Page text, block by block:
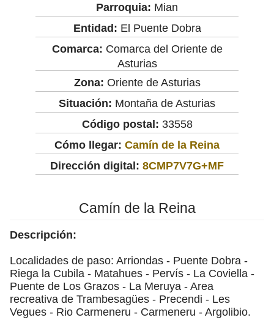
Parroquia: Mian
Entidad: El Puente Dobra
Comarca: Comarca del Oriente de
Asturias
Zona: Oriente de Asturias
Situación: Montaña de Asturias
Código postal: 33558
Cómo llegar: Camín de la Reina
Dirección digital: 8CMP7V7G+MF
Camín de la Reina
Descripción:
Localidades de paso: Arriondas - Puente Dobra -
Riega la Cubila - Matahues - Pervís - La Coviella -
Puente de Los Grazos - La Meruya - Area
recreativa de Trambesagües - Precendi - Les
Vegues - Rio Carmeneru - Carmeneru - Argolibio.